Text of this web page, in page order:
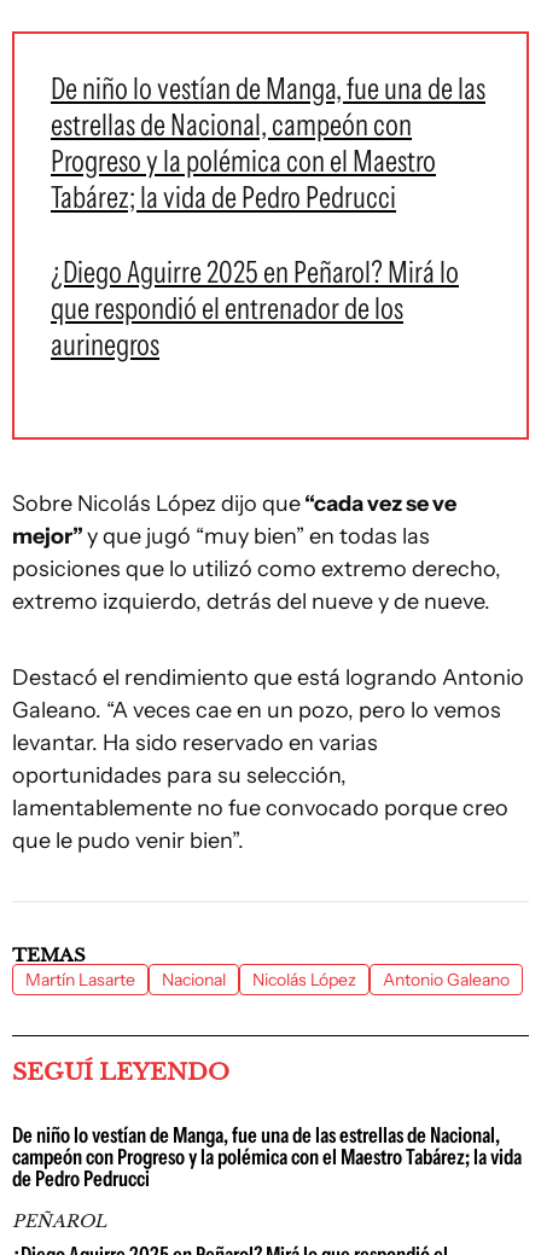
De niño lo vestían de Manga, fue una de las
estrellas de Nacional, campeón con
Progreso y la polémica con el Maestro
Tabárez; la vida de Pedro Pedrucci
¿Diego Aguirre 2025 en Peñarol? Mirá lo
que respondió el entrenador de los
aurinegros
Sobre Nicolás López dijo que“cada vez se ve
mejor”y que jugó “muy bien” en todas las
posiciones que lo utilizó como extremo derecho,
extremo izquierdo, detrás del nueve y de nueve.
Destacó el rendimiento que está logrando Antonio
Galeano. “A veces cae en un pozo, pero lo vemos
levantar. Ha sido reservado en varias
oportunidades para su selección,
lamentablemente no fue convocado porque creo
que le pudo venir bien”.
TEMAS
Martín Lasarte Nacional Nicolás López Antonio Galeano
SEGUÍ LEYENDO
De niño lo vestían de Manga, fue una de las estrellas de Nacional,
campeón con Progreso y la polémica con el Maestro Tabárez; la vida
de Pedro Pedrucci
PEÑAROL